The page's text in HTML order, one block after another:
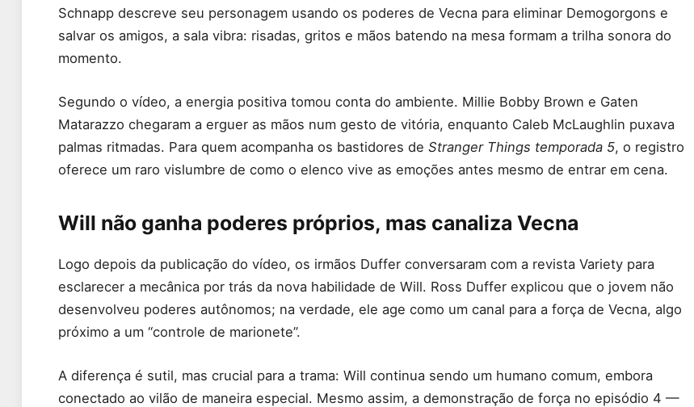
Schnapp descreve seu personagem usando os poderes de Vecna para eliminar Demogorgons e
salvar os amigos, a sala vibra: risadas, gritos e mãos batendo na mesa formam a trilha sonora do
momento.
Segundo o vídeo, a energia positiva tomou conta do ambiente. Millie Bobby Brown e Gaten
Matarazzo chegaram a erguer as mãos num gesto de vitória, enquanto Caleb McLaughlin puxava
palmas ritmadas. Para quem acompanha os bastidores de Stranger Things temporada 5, o registro
oferece um raro vislumbre de como o elenco vive as emoções antes mesmo de entrar em cena.
Will não ganha poderes próprios, mas canaliza Vecna
Logo depois da publicação do vídeo, os irmãos Duffer conversaram com a revista Variety para
esclarecer a mecânica por trás da nova habilidade de Will. Ross Duffer explicou que o jovem não
desenvolveu poderes autônomos; na verdade, ele age como um canal para a força de Vecna, algo
próximo a um “controle de marionete”.
A diferença é sutil, mas crucial para a trama: Will continua sendo um humano comum, embora
conectado ao vilão de maneira especial. Mesmo assim, a demonstração de força no episódio 4 —